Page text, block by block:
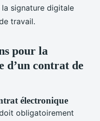
signature digitale
travail.
pour la
d’un contrat de
électronique
obligatoirement